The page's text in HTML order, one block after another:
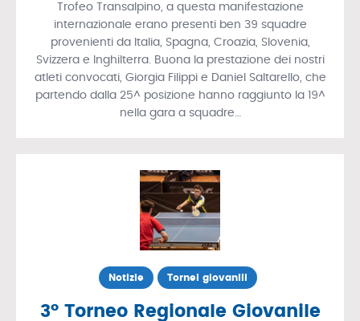
Trofeo Transalpino, a questa manifestazione
internazionale erano presenti ben 39 squadre
provenienti da Italia, Spagna, Croazia, Slovenia,
Svizzera e Inghilterra. Buona la prestazione dei nostri
atleti convocati, Giorgia Filippi e Daniel Saltarello, che
partendo dalla 25^ posizione hanno raggiunto la 19^
nella gara a squadre…
Notizie Tornei giovanili
3° Torneo Regionale Giovanile